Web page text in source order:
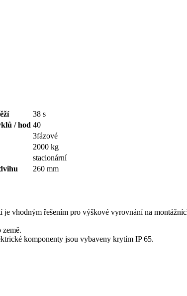
38 s
/ hod 40
3fázové
2000 kg
stacionární
260 mm
vhodným řešením pro výškové vyrovnání na
země.
komponenty jsou vybaveny krytím IP 65.